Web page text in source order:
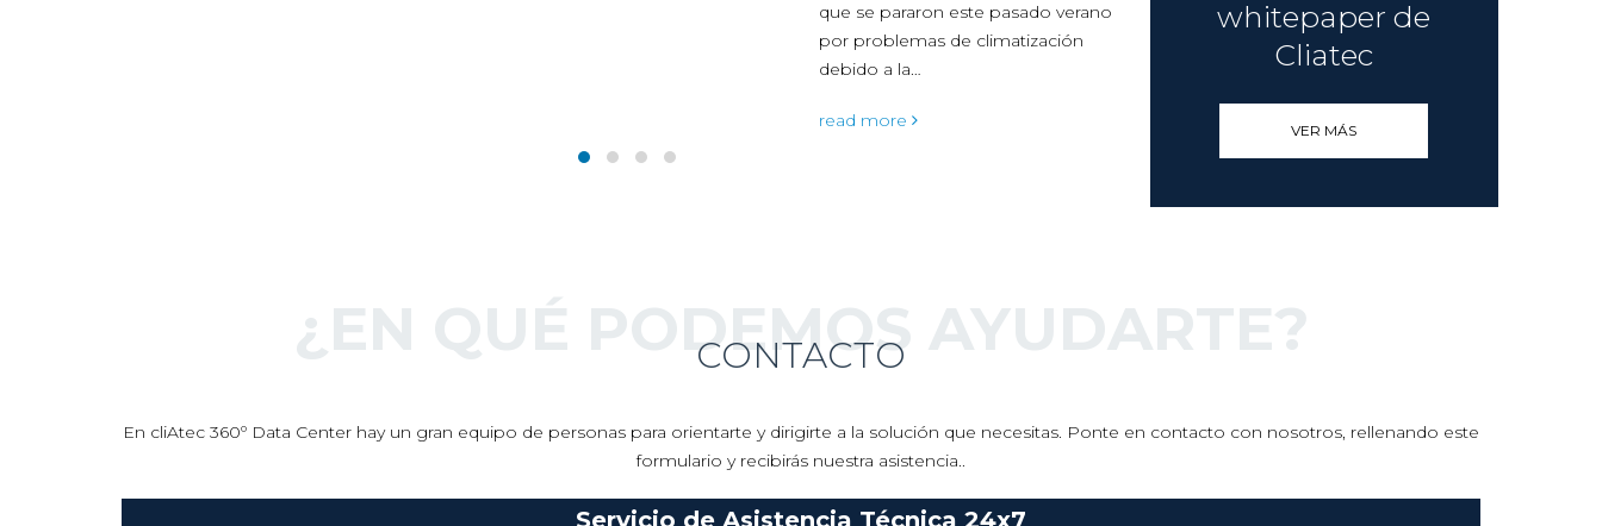
que se pararon este pasado verano
por problemas de climatización
debido a la…
read more
whitepaper de
Cliatec
VER MÁS
¿EN QUÉ PODEMOS AYUDARTE?
CONTACTO
En cliAtec 360º Data Center hay un gran equipo de personas para orientarte y dirigirte a la solución que necesitas. Ponte en contacto con nosotros, rellenando este
formulario y recibirás nuestra asistencia..
Servicio de Asistencia Técnica 24x7